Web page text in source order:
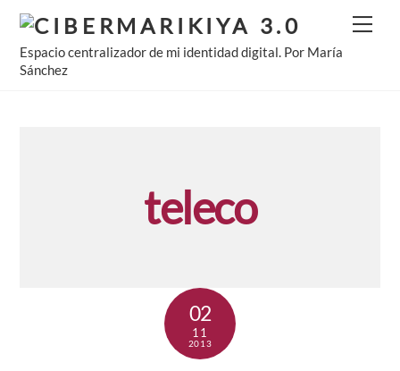
Skip
content
Espacio centralizador de mi identidad digital. Por María
Sánchez
teleco
02
11
2013